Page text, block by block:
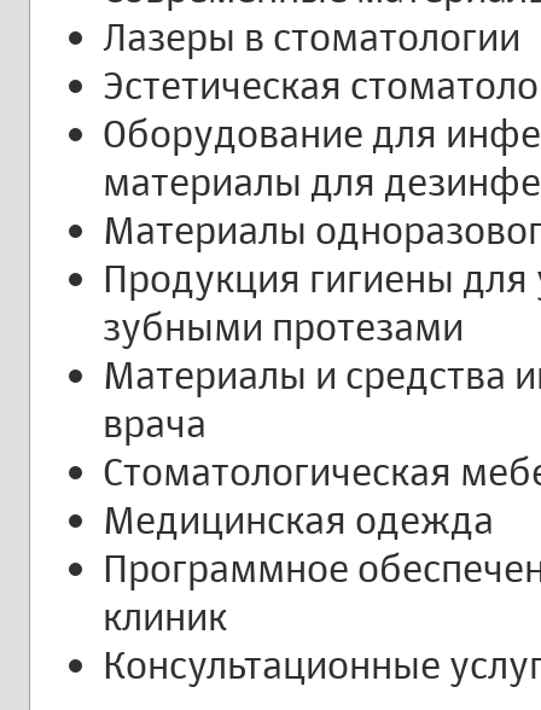
Лазеры в стоматологии
Эстетическая
Оборудование для
материалы для
Материалы
Продукция гигиены для
зубными протезами
Материалы и средства
врача
Стоматологическая
Медицинская одежда
Программное
клиник
Консультационные